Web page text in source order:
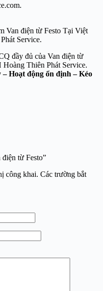
Van điện từ Festo Tại Việt
Service.
đầy đủ của Van điện từ
Hoàng Thiên Phát Service.
Hoạt động ổn định – Kéo
từ Festo”
công khai. Các trường bắt